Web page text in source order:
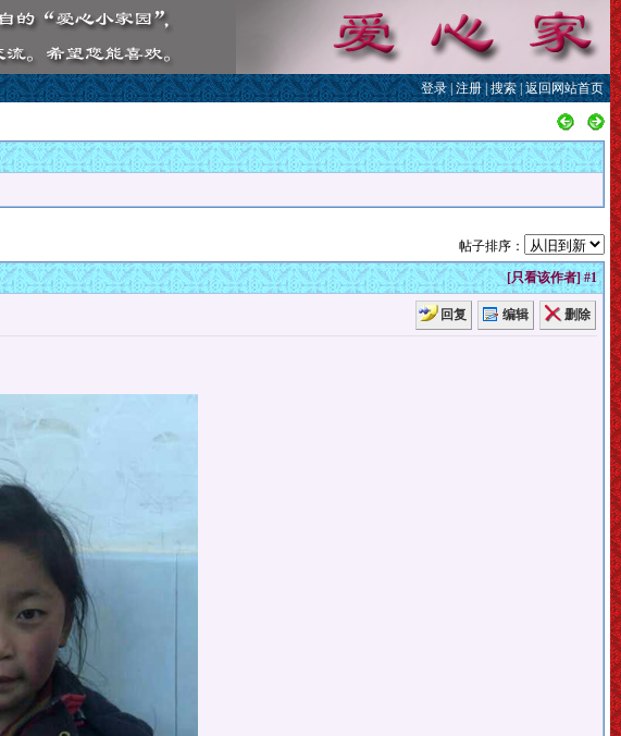
登录|注册|搜索|返回网站首页
帖子排序：
[只看该作者]#1
回复 编辑 删除